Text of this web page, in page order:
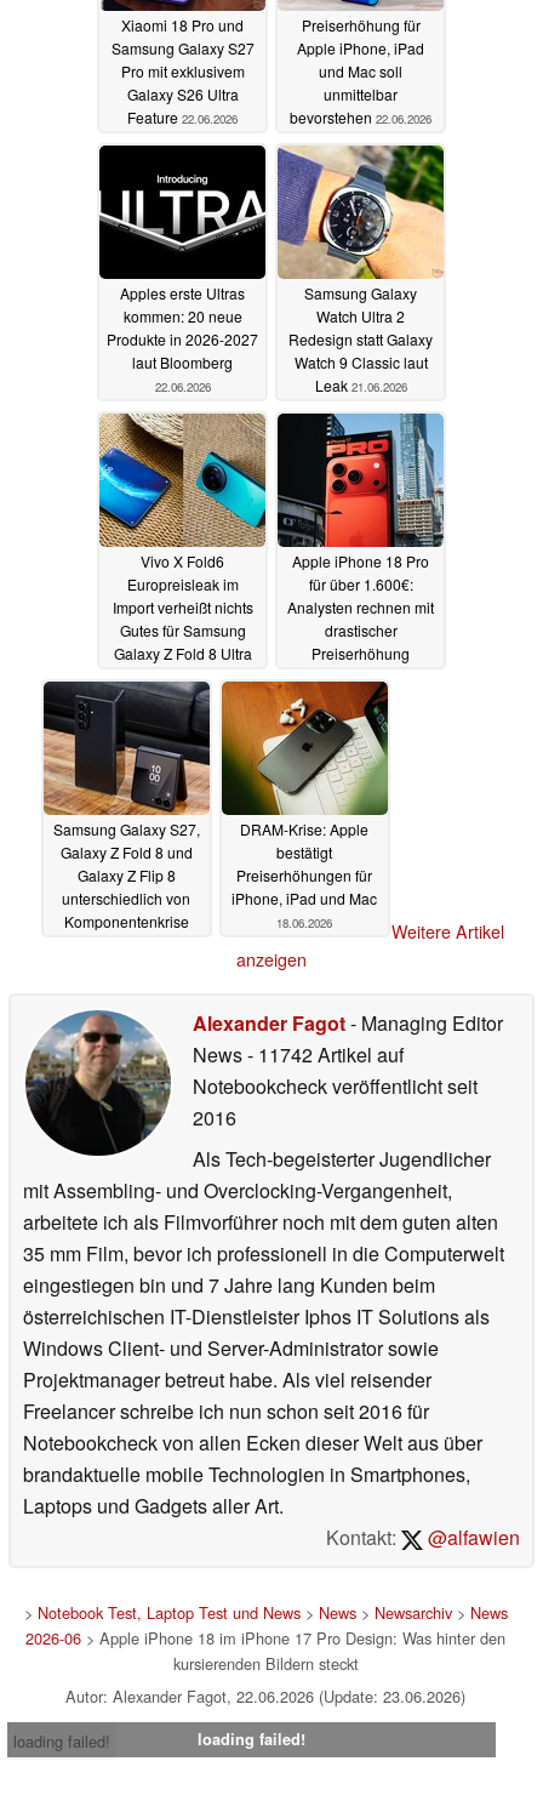
Xiaomi 18 Pro und
Samsung Galaxy S27
Pro mit exklusivem
Galaxy S26 Ultra
Feature 22.06.2026
Preiserhöhung für
Apple iPhone, iPad
und Mac soll
unmittelbar
bevorstehen 22.06.2026
Apples erste Ultras
kommen: 20 neue
Produkte in 2026-2027
laut Bloomberg
22.06.2026
Samsung Galaxy
Watch Ultra 2
Redesign statt Galaxy
Watch 9 Classic laut
Leak 21.06.2026
Vivo X Fold6
Europreisleak im
Import verheißt nichts
Gutes für Samsung
Galaxy Z Fold 8 Ultra
und Co20.06.2026
Apple iPhone 18 Pro
für über 1.600€:
Analysten rechnen mit
drastischer
Preiserhöhung
18.06.2026
Samsung Galaxy S27,
Galaxy Z Fold 8 und
Galaxy Z Flip 8
unterschiedlich von
Komponentenkrise
DRAM-Krise: Apple
bestätigt
Preiserhöhungen für
iPhone, iPad und Mac
18.06.2026
Weitere Artikel
anzeigen
Alexander Fagot- Managing Editor
News- 11742 Artikel auf
Notebookcheck veröffentlichtseit
2016
Als Tech-begeisterter Jugendlicher
mit Assembling- und Overclocking-Vergangenheit,
arbeitete ich als Filmvorführer noch mit dem guten alten
35 mm Film, bevor ich professionell in die Computerwelt
eingestiegen bin und 7 Jahre lang Kunden beim
österreichischen IT-Dienstleister Iphos IT Solutions als
Windows Client- und Server-Administrator sowie
Projektmanager betreut habe. Als viel reisender
Freelancer schreibe ich nun schon seit 2016 für
Notebookcheck von allen Ecken dieser Welt aus über
brandaktuelle mobile Technologien in Smartphones,
Laptops und Gadgets aller Art.
Kontakt:
@alfawien
> Notebook Test, Laptop Test und News> News> Newsarchiv> News
2026-06 > Apple iPhone 18 im iPhone 17 Pro Design: Was hinter den
kursierenden Bildern steckt
Autor: Alexander Fagot, 22.06.2026 (Update: 23.06.2026)
loading failed!
loading failed!